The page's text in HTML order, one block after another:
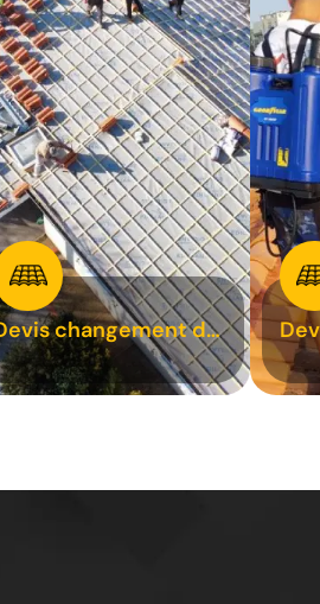
changement de
31